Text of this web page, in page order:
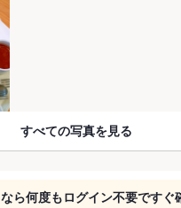
すべての写真を見る
なら何度もログイン不要ですぐ